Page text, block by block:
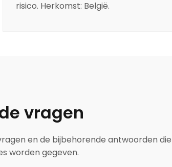
risico. Herkomst: België.
vragen
en de bijbehorende antwoorden die
worden gegeven.